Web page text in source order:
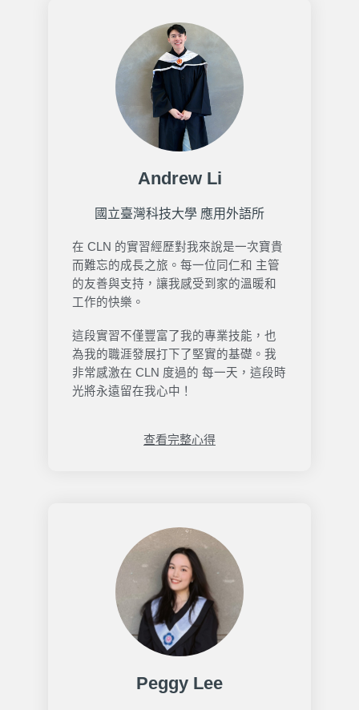
Andrew Li
國立臺灣科技大學 應用外語所
在 CLN 的實習經歷對我來說是一次寶貴
而難忘的成長之旅。每一位同仁和 主管
的友善與支持，讓我感受到家的溫暖和
工作的快樂。
這段實習不僅豐富了我的專業技能，也
為我的職涯發展打下了堅實的基礎。我
非常感激在 CLN 度過的 每一天，這段時
光將永遠留在我心中！
查看完整心得
Peggy Lee